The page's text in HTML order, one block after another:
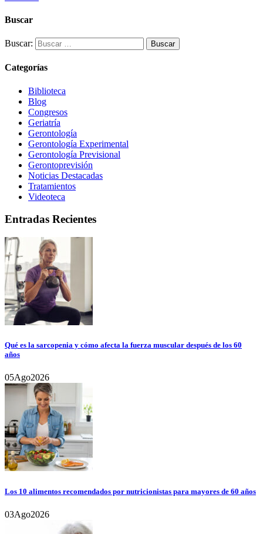
Buscar
Buscar:
Categorías
Biblioteca
Blog
Congresos
Geriatría
Gerontología
Gerontología Experimental
Gerontología Previsional
Gerontoprevisión
Noticias Destacadas
Tratamientos
Videoteca
Entradas Recientes
Qué es la sarcopenia y cómo afecta la fuerza muscular después de los 60
años
05Ago2026
Los 10 alimentos recomendados por nutricionistas para mayores de 60 años
03Ago2026